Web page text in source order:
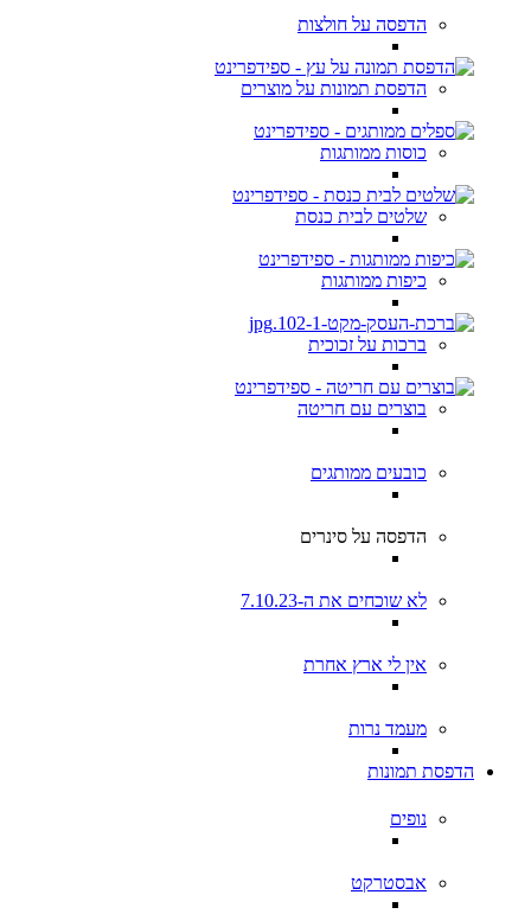
הדפסה על חולצות
הדפסת תמונות על מוצרים
כוסות ממותגות
שלטים לבית כנסת
כיפות ממותגות
ברכות על זכוכית
בוצרים עם חריטה
כובעים ממותגים
הדפסה על סינרים
לא שוכחים את ה-7.10.23
אין לי ארץ אחרת
מעמד נרות
הדפסת תמונות
נופים
אבסטרקט